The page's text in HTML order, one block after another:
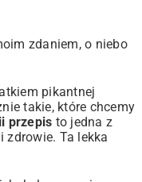
zdaniem, o niebo
pikantnej
takie, które chcemy
przepis to jedna z
Ta lekka